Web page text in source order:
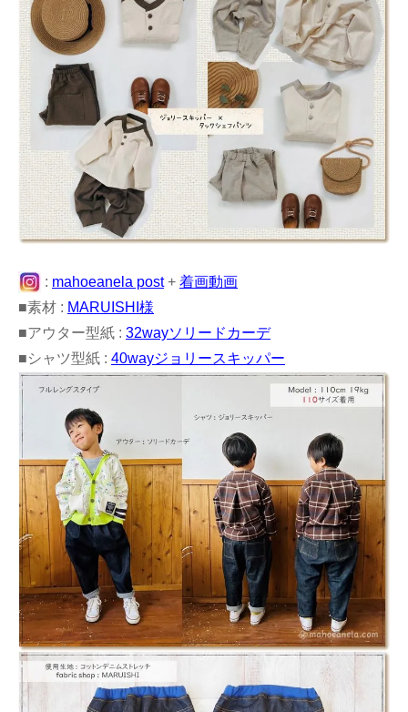
: mahoeanela post+ 着画動画
■素材 : MARUISHI様
■アウター型紙 : 32wayソリードカーデ
■シャツ型紙 : 40wayジョリースキッパー